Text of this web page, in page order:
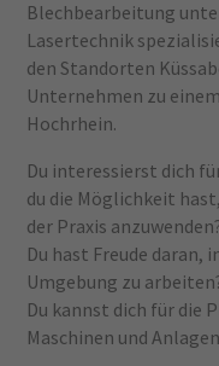
Blechbearbeitung
Lasertechnik
den Standorten
Unternehmen zu
Hochrhein.
Du interessierst dich
du die Möglichkeit
der Praxis
Du hast Freude
Umgebung zu
Du kannst dich für die
Maschinen und